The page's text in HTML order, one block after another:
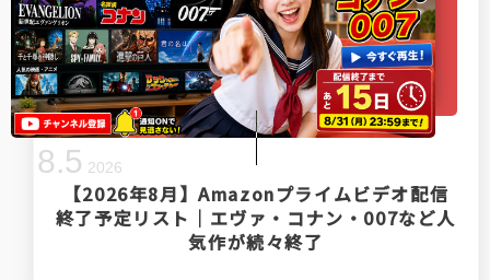
【2026年8月】Amazonプライムビデオ配信
終了予定リスト｜エヴァ・コナン・007など人
気作が続々終了
8.5 2026